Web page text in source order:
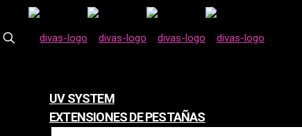
UV SYSTEM
EXTENSIONES DE PESTAÑAS